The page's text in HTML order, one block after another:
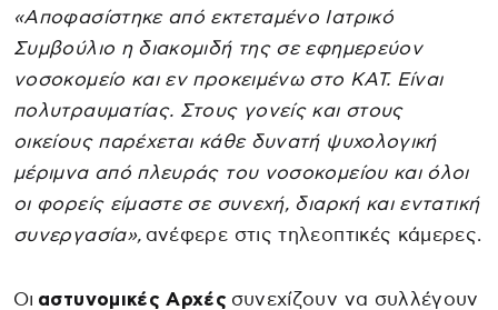
«Αποφασίστηκε από εκτεταμένο Ιατρικό
Συμβούλιο η διακομιδή της σε εφημερεύον
νοσοκομείο και εν προκειμένω στο ΚΑΤ. Είναι
πολυτραυματίας. Στους γονείς και στους
οικείους παρέχεται κάθε δυνατή ψυχολογική
μέριμνα από πλευράς του νοσοκομείου και όλοι
οι φορείς είμαστε σε συνεχή, διαρκή και εντατική
συνεργασία», ανέφερε στις τηλεοπτικές κάμερες.
Οι αστυνομικές Αρχές συνεχίζουν να συλλέγουν